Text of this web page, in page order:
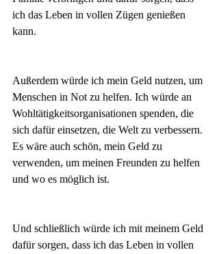
ich das Leben in vollen Zügen genießen
kann.
Außerdem würde ich mein Geld nutzen, um
Menschen in Not zu helfen. Ich würde an
Wohltätigkeitsorganisationen spenden, die
sich dafür einsetzen, die Welt zu verbessern.
Es wäre auch schön, mein Geld zu
verwenden, um meinen Freunden zu helfen
und wo es möglich ist.
Und schließlich würde ich mit meinem Geld
dafür sorgen, dass ich das Leben in vollen